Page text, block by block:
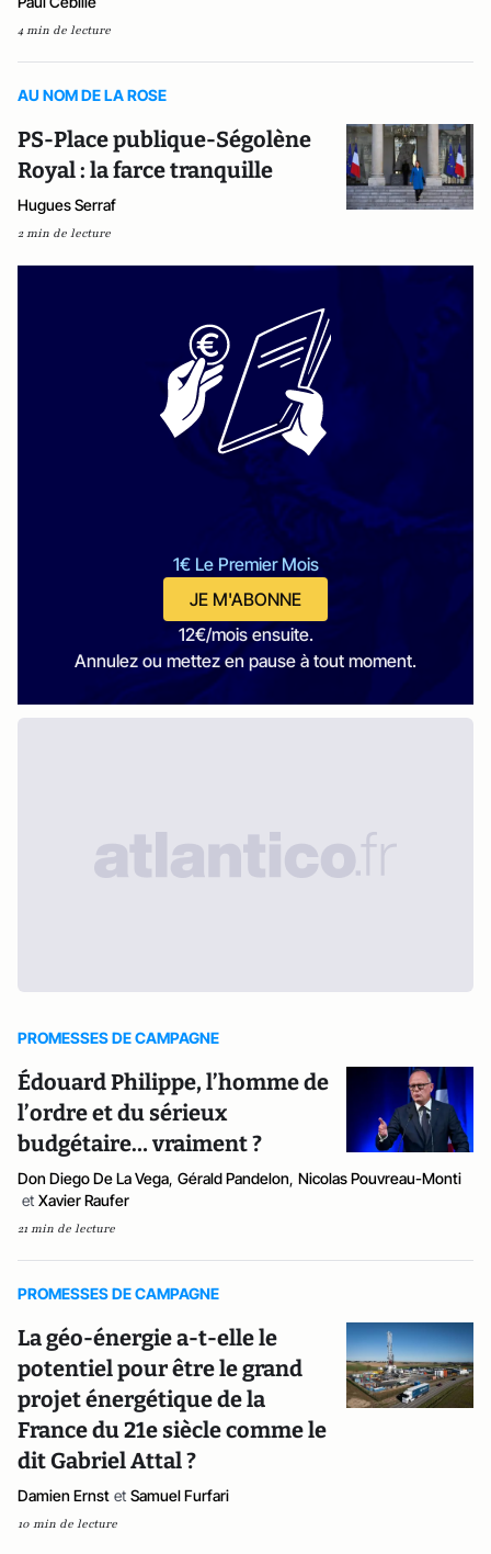
4 min de lecture
AU NOM DE LA ROSE
PS-Place publique-Ségolène
Royal : la farce tranquille
Hugues Serraf
2 min de lecture
1€ Le Premier Mois
JE M'ABONNE
12€/mois ensuite.
Annulez ou mettez en pause à tout moment.
PROMESSES DE CAMPAGNE
Édouard Philippe, l’homme de
l’ordre et du sérieux
budgétaire… vraiment ?
Don Diego De La Vega, Gérald Pandelon, Nicolas Pouvreau-Monti
et Xavier Raufer
21 min de lecture
PROMESSES DE CAMPAGNE
La géo-énergie a-t-elle le
potentiel pour être le grand
projet énergétique de la
France du 21e siècle comme le
dit Gabriel Attal ?
Damien Ernst et Samuel Furfari
10 min de lecture